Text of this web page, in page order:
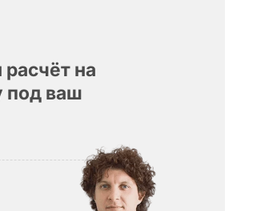
на
под ваш